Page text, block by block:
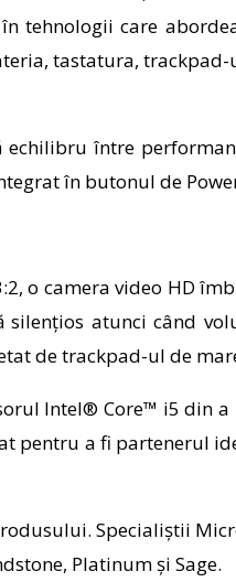
care
tastatura,
între
în butonul de
o camera video HD
atunci când
de trackpad-ul de
Intel® Core™ i5 din a
pentru a fi partenerul
Specialiștii
Platinum și Sage.